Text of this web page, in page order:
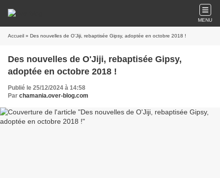
MENU
Accueil » Des nouvelles de O'Jiji, rebaptisée Gipsy, adoptée en octobre 2018 !
Des nouvelles de O'Jiji, rebaptisée Gipsy,
adoptée en octobre 2018 !
Publié le 25/12/2024 à 14:58
Par chamania.over-blog.com